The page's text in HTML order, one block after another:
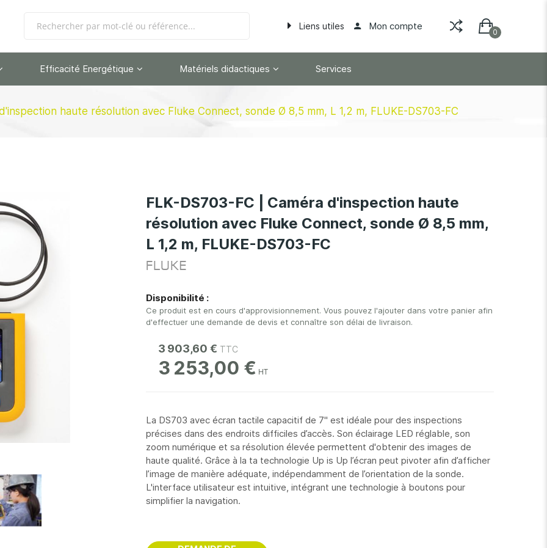
Liens utiles Mon compte
Efficacité Energétique Matériels didactiques Services
haute résolution avec Fluke Connect, sonde Ø 8,5 mm, L 1,2 m, FLUKE-DS703-FC
FLK-DS703-FC | Caméra d'inspection haute
résolution avec Fluke Connect, sonde Ø 8,5 mm,
L 1,2 m, FLUKE-DS703-FC
FLUKE
Disponibilité :
Ce produit est en cours d'approvisionnement. Vous pouvez l'ajouter dans votre panier afin
d'effectuer une demande de devis et connaître son délai de livraison.
3 903,60 €
3 253,00 €
La DS703 avec écran tactile capacitif de 7'' est idéale pour des inspections
précises dans des endroits difficiles d’accès. Son éclairage LED réglable, son
zoom numérique et sa résolution élevée permettent d'obtenir des images de
haute qualité. Grâce à la ta technologie Up is Up l’écran peut pivoter afin d’afficher
l’image de manière adéquate, indépendamment de l’orientation de la sonde.
L'interface utilisateur est intuitive, intégrant une technologie à boutons pour
simplifier la navigation.